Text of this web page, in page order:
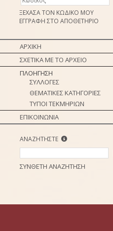
ΞΕΧΑΣΑ ΤΟΝ ΚΩΔΙΚΟ ΜΟΥ
ΕΓΓΡΑΦΗ ΣΤΟ ΑΠΟΘΕΤΗΡΙΟ
ΑΡΧΙΚΗ
ΣΧΕΤΙΚΑ ΜΕ ΤΟ ΑΡΧΕΙΟ
ΠΛΟΗΓΗΣΗ
ΣΥΛΛΟΓΕΣ
ΘΕΜΑΤΙΚΕΣ ΚΑΤΗΓΟΡΙΕΣ
ΤΥΠΟΙ ΤΕΚΜΗΡΙΩΝ
ΕΠΙΚΟΙΝΩΝΙΑ
ΑΝΑΖΗΤΗΣΤΕ
ΣΥΝΘΕΤΗ ΑΝΑΖΗΤΗΣΗ